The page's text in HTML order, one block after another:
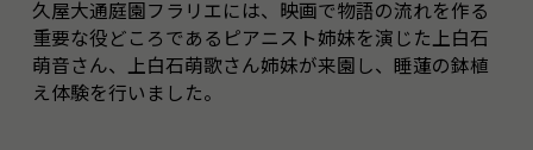
久屋大通庭園フラリエには、映画で物語の流れを作る
重要な役どころであるピアニスト姉妹を演じた上白石
萌音さん、上白石萌歌さん姉妹が来園し、睡蓮の鉢植
え体験を行いました。